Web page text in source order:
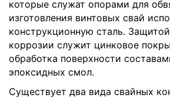
которые служат опорами для
изготовления винтовых свай
конструкционную сталь.
коррозии служит цинковое
обработка поверхности
эпоксидных смол.
Существует два вида свайных